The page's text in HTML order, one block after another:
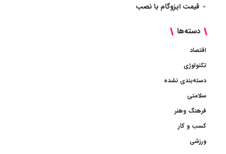
قیمت ایزوگام با نصب
دسته‌ها
اقتصاد
تکنولوژی
دسته‌بندی نشده
سلامتی
فرهنگ وهنر
کسب و کار
ورزشی